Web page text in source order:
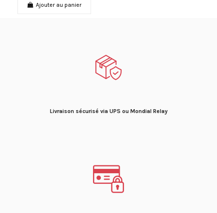
Ajouter au panier
Livraison sécurisé via UPS ou Mondial Relay